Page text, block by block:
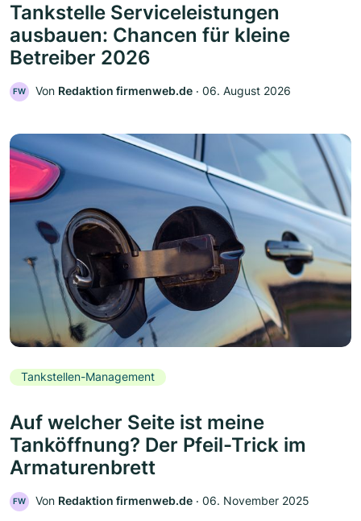
Tankstelle Serviceleistungen
ausbauen: Chancen für kleine
Betreiber 2026
FW Von Redaktion firmenweb.de ‧ 06. August 2026
Tankstellen-Management
Auf welcher Seite ist meine
Tanköffnung? Der Pfeil-Trick im
Armaturenbrett
FW Von Redaktion firmenweb.de ‧ 06. November 2025